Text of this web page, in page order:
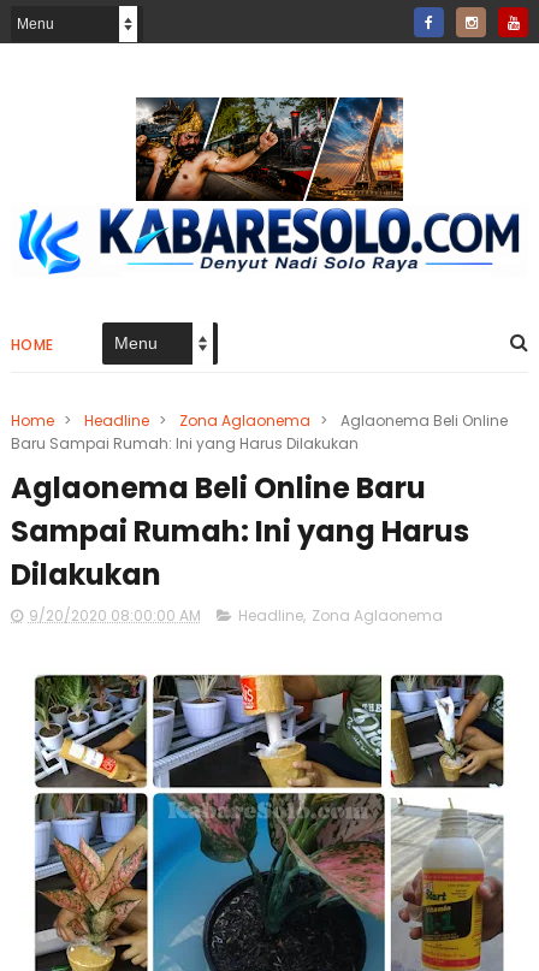
HOME
Home > Headline > Zona Aglaonema >
Aglaonema Beli Online
Baru Sampai Rumah: Ini yang Harus Dilakukan
Aglaonema Beli Online Baru
Sampai Rumah: Ini yang Harus
Dilakukan
9/20/2020 08:00:00 AM Headline, Zona Aglaonema